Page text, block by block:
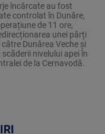
încărcate au fost
controlat în Dunăre,
de 11 ore,
unei părți
Dunărea Veche și
scăderii nivelului apei în
de la Cernavodă.